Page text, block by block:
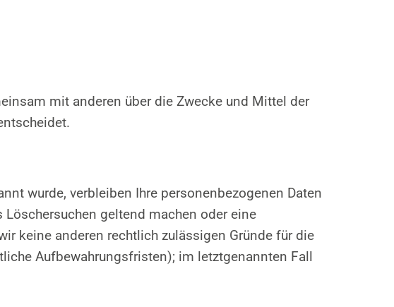
mit anderen über die Zwecke und Mittel der
wurde, verbleiben Ihre personenbezogenen Daten
geltend machen oder eine
keine anderen rechtlich zulässigen Gründe für die
Aufbewahrungsfristen); im letztgenannten Fall